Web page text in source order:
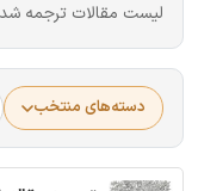
لیست مقالات ترجمه
دسته‌های منتخب